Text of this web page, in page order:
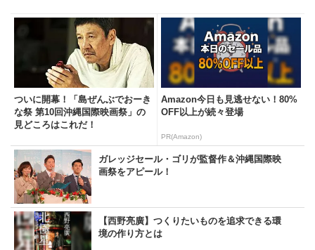
ついに開幕！「島ぜんぶでおーき
な祭 第10回沖縄国際映画祭」の
見どころはこれだ！
Amazon今日も見逃せない！80%
OFF以上が続々登場
PR(Amazon)
ガレッジセール・ゴリが監督作＆沖縄国際映
画祭をアピール！
【西野亮廣】つくりたいものを追求できる環
境の作り方とは